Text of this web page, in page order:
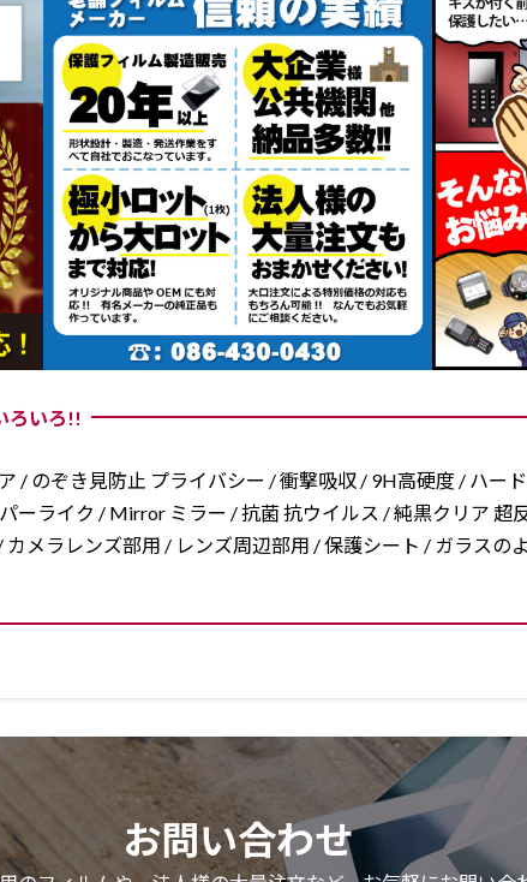
ろいろ!!
/ のぞき見防止 プライバシー / 衝撃吸収 / 9H高硬度 / ハー
ーライク / Mirror ミラー / 抗菌 抗ウイルス / 純黒クリア 超
メラレンズ部用 / レンズ周辺部用 / 保護シート / ガラスの
お問い合わせ